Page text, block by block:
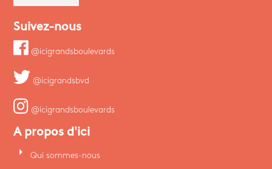
Suivez-nous
@icigrandsboulevards
@icigrandsbvd
@icigrandsboulevards
A propos d'ici
arrow_right Qui sommes-nous